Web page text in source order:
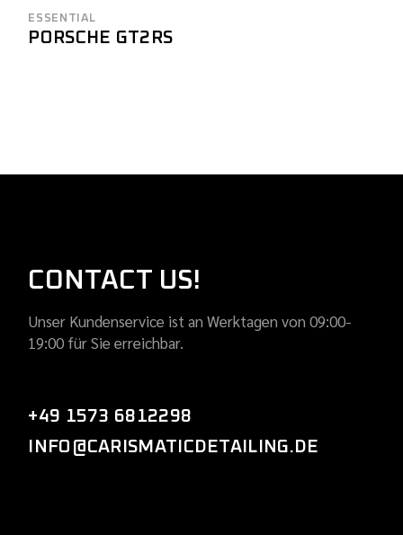
ESSENTIAL
PORSCHE GT2RS
CONTACT US!
Unser Kundenservice ist an Werktagen von 09:00-
19:00 für Sie erreichbar.
+49 1573 6812298
INFO@CARISMATICDETAILING.DE